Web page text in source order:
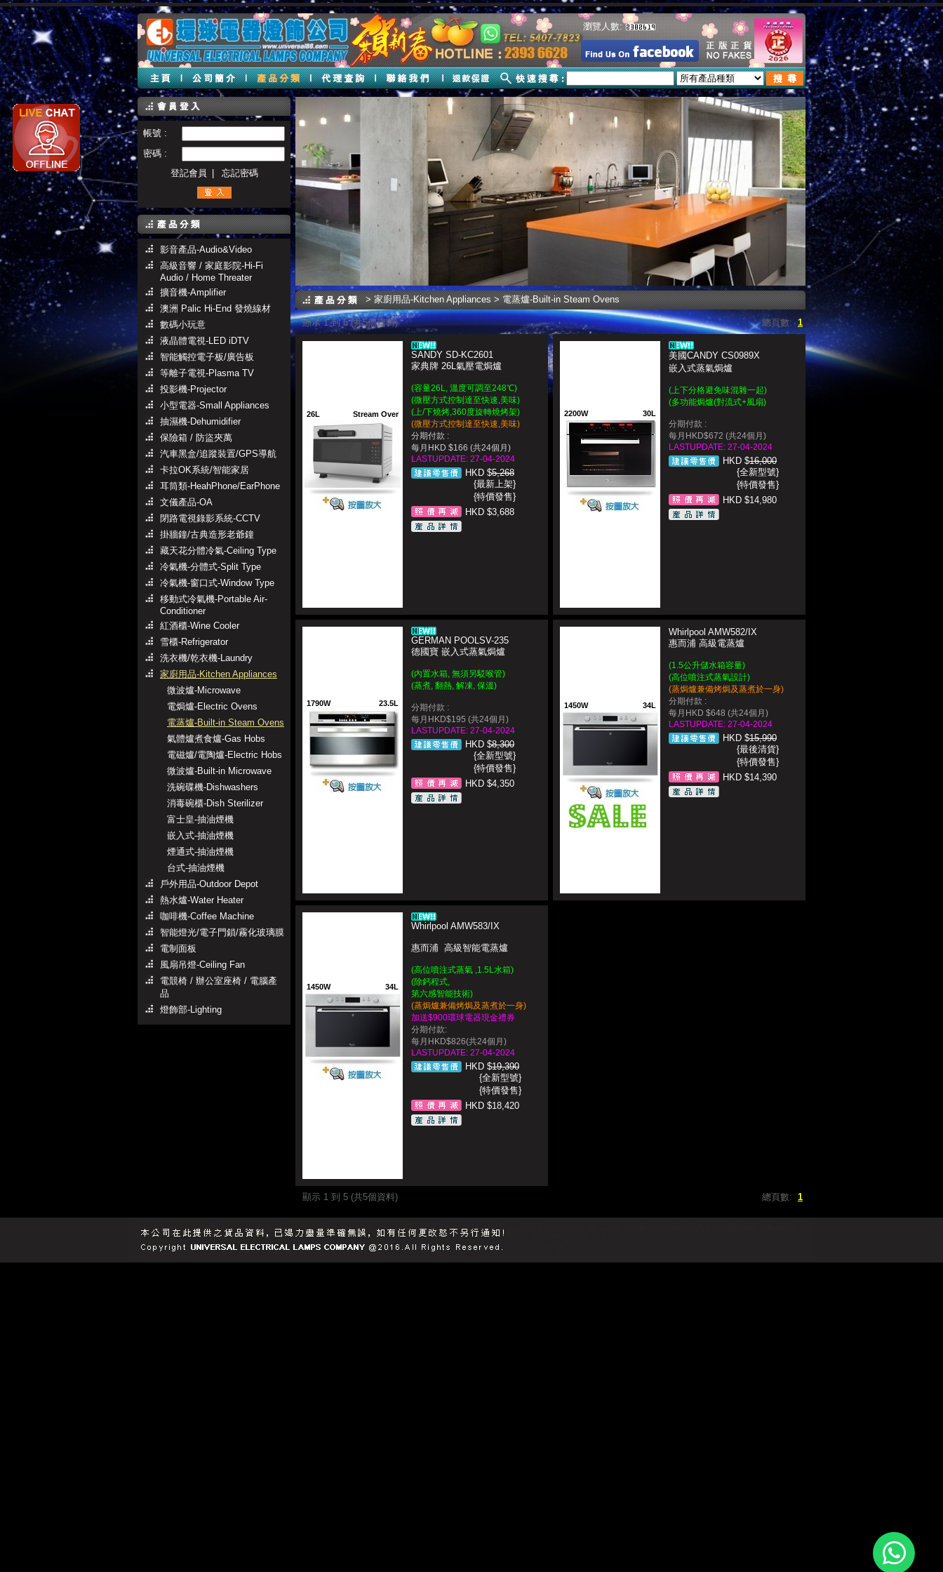
瀏覽人數:
帳號 :
密碼 :
登記會員
忘記密碼
影音產品-Audio&Video
高級音響 / 家庭影院-Hi-Fi
Audio / Home Threater
擴音機-Amplifier
澳洲 Palic Hi-End 發燒線材
數碼小玩意
液晶體電視-LED iDTV
智能觸控電子板/廣告板
等離子電視-Plasma TV
投影機-Projector
小型電器-Small Appliances
抽濕機-Dehumidifier
保險箱 / 防盜夾萬
汽車黑盒/追蹤裝置/GPS導航
卡拉OK系統/智能家居
耳筒類-HeahPhone/EarPhone
文儀產品-OA
閉路電視錄影系統-CCTV
掛牆鐘/古典造形老爺鐘
藏天花分體冷氣-Ceiling Type
冷氣機-分體式-Split Type
冷氣機-窗口式-Window Type
移動式冷氣機-Portable Air-
Conditioner
紅酒櫃-Wine Cooler
雪櫃-Refrigerator
洗衣機/乾衣機-Laundry
家廚用品-Kitchen Appliances
微波爐-Microwave
電焗爐-Electric Ovens
電蒸爐-Built-in Steam Ovens
氣體爐煮食爐-Gas Hobs
電磁爐/電陶爐-Electric Hobs
微波爐-Built-in Microwave
洗碗碟機-Dishwashers
消毒碗櫃-Dish Sterilizer
富士皇-抽油煙機
嵌入式-抽油煙機
煙通式-抽油煙機
台式-抽油煙機
戶外用品-Outdoor Depot
熱水爐-Water Heater
咖啡機-Coffee Machine
智能燈光/電子門鎖/霧化玻璃膜
電制面板
風扇吊燈-Ceiling Fan
電競椅 / 辦公室座椅 / 電腦產
品
燈飾部-Lighting
>家廚用品-Kitchen Appliances> 電蒸爐-Built-in Steam Ovens
顯示 1 到 5 (共5個資料) 總頁數:1
26L Stream Over
SANDY SD-KC2601
家典牌 26L氣壓電焗爐
(容量26L, 溫度可調至248℃)
(微壓方式控制達至快速,美味)
(上/下燒烤,360度旋轉燒烤架)
(微壓方式控制達至快速,美味)
分期付款 :
每月HKD $166 (共24個月)
LASTUPDATE: 27-04-2024
HKD $5,268
{最新上架}
{特價發售}
HKD $3,688
2200W 30L
美國CANDY CS0989X
嵌入式蒸氣焗爐
(上下分格避免味混雜一起)
(多功能焗爐(對流式+風扇)
分期付款 :
每月HKD$672 (共24個月)
LASTUPDATE: 27-04-2024
HKD $16,000
{全新型號}
{特價發售}
HKD $14,980
1790W 23.5L
GERMAN POOLSV-235
德國寶 嵌入式蒸氣焗爐
(內置水箱, 無須另駁喉管)
(蒸煮, 翻熱, 解凍, 保溫)
分期付款 :
每月HKD$195 (共24個月)
LASTUPDATE: 27-04-2024
HKD $8,300
{全新型號}
{特價發售}
HKD $4,350
1450W 34L
Whirlpool AMW582/IX
惠而浦 高級電蒸爐
(1.5公升儲水箱容量)
(高位噴注式蒸氣設計)
(蒸焗爐兼備烤焗及蒸煮於一身)
分期付款 :
每月HKD $648 (共24個月)
LASTUPDATE: 27-04-2024
HKD $15,990
{最後清貨}
{特價發售}
HKD $14,390
1450W 34L
Whirlpool AMW583/IX
惠而浦 高級智能電蒸爐
(高位噴注式蒸氣 ,1.5L水箱)
(除鈣程式,
第六感智能技術)
(蒸焗爐兼備烤焗及蒸煮於一身)
加送$900環球電器現金禮券
分期付款:
每月HKD$826(共24個月)
LASTUPDATE: 27-04-2024
HKD $19,390
{全新型號}
{特價發售}
HKD $18,420
顯示 1 到 5 (共5個資料) 總頁數: 1